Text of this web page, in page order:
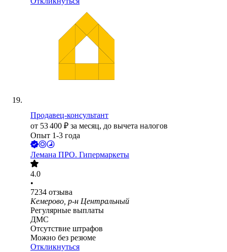
Продавец-консультант
от 53 400 ₽ за месяц, до вычета налогов
Опыт 1-3 года
Лемана ПРО. Гипермаркеты
4.0
•
7234 отзыва
Кемерово, р-н Центральный
Регулярные выплаты
ДМС
Отсутствие штрафов
Можно без резюме
Откликнуться